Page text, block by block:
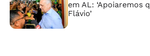
em AL: ‘Apoiaremos
Flávio’